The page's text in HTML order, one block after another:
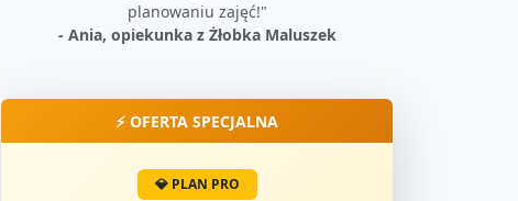
planowaniu zajęć!"
- Ania, opiekunka z Żłobka Maluszek
⚡ OFERTA SPECJALNA
💎 PLAN PRO